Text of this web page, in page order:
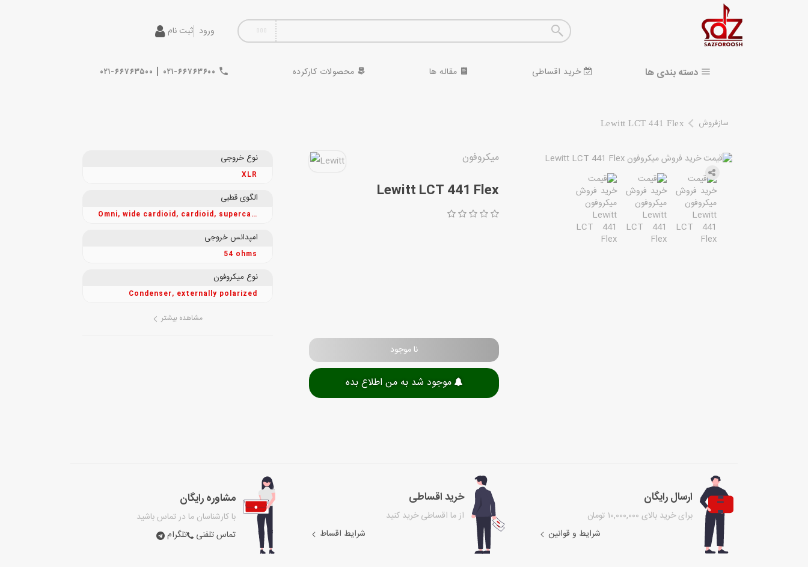
ورود ثبت نام
دسته بندی ها خرید اقساطی مقاله ها محصولات کارکرده ۰۲۱-۶۶۷۶۳۶۰۰ | ۰۲۱-۶۶۷۶۳۵۰۰
سازفروش Lewitt LCT 441 Flex
میکروفون
Lewitt LCT 441 Flex
نا موجود
موجود شد به من اطلاع بده
نوع خروجی
XLR
الگوی قطبی
Omni, wide cardioid, cardioid, supercardioid, figure-8, reverse cardioid, reverse wide cardioid, reverse supercardioid
امپدانس خروجی
54 ohms
نوع میکروفون
Condenser, externally polarized
مشاهده بیشتر
ارسال رایگان
برای خرید بالای ۱۰,۰۰۰,۰۰۰ تومان
شرایط و قوانین
خرید اقساطی
از ما اقساطی خرید کنید
شرایط اقساط
مشاوره رایگان
با کارشناسان ما در تماس باشید
تماس تلفنی
تلگرام